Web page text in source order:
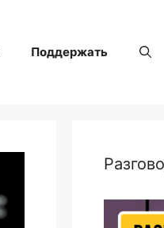
Поддержать